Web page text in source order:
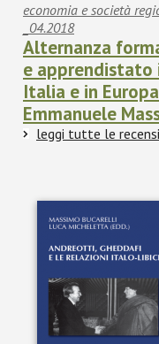
economia e società
_04.2018
Alternanza
e apprendistato
Italia e in
Emmanuele
leggi tutte le